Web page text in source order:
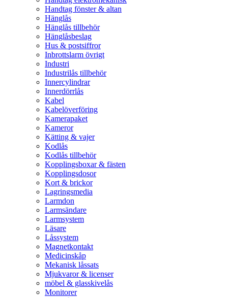
Handtag fönster & altan
Hänglås
Hänglås tillbehör
Hänglåsbeslag
Hus & postsiffror
Inbrottslarm övrigt
Industri
Industrilås tillbehör
Innercylindrar
Innerdörrlås
Kabel
Kabelöverföring
Kamerapaket
Kameror
Kätting & vajer
Kodlås
Kodlås tillbehör
Kopplingsboxar & fästen
Kopplingsdosor
Kort & brickor
Lagringsmedia
Larmdon
Larmsändare
Larmsystem
Läsare
Låssystem
Magnetkontakt
Medicinskåp
Mekanisk låssats
Mjukvaror & licenser
möbel & glasskivelås
Monitorer